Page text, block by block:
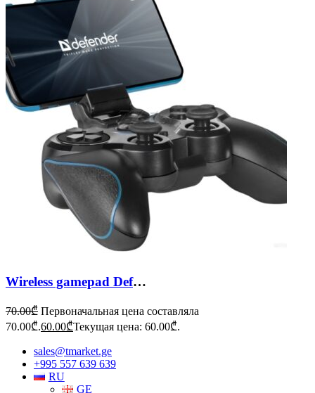
Wireless gamepad Defender Blast
70.00₾ Первоначальная цена составляла
70.00₾.60.00₾Текущая цена: 60.00₾.
sales@tmarket.ge
+995 557 639 639
RU
GE